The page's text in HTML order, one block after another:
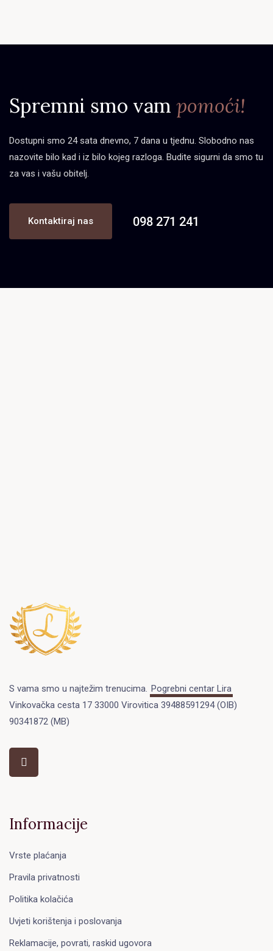
Spremni smo vam pomoći!
Dostupni smo 24 sata dnevno, 7 dana u tjednu. Slobodno nas
nazovite bilo kad i iz bilo kojeg razloga. Budite sigurni da smo tu
za vas i vašu obitelj.
Kontaktiraj nas 098 271 241
S vama smo u najtežim trenucima. Pogrebni centar Lira
Vinkovačka cesta 17 33000 Virovitica 39488591294 (OIB)
90341872 (MB)
Informacije
Vrste plaćanja
Pravila privatnosti
Politika kolačića
Uvjeti korištenja i poslovanja
Reklamacije, povrati, raskid ugovora